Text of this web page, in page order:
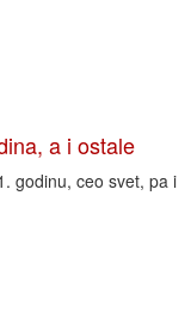
a i ostale
godinu, ceo svet, pa i